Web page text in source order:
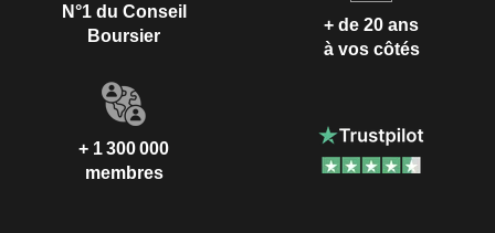
N°1 du Conseil
Boursier
+ de 20 ans
à vos côtés
+ 1 300 000
membres